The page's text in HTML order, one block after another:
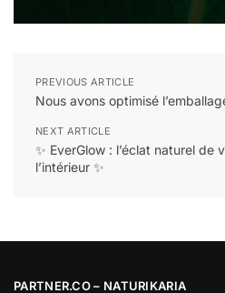
PREVIOUS ARTICLE
Nous avons optimisé
NEXT ARTICLE
✨ EverGlow : l’éclat naturel
l’intérieur ✨
PARTNER.CO – NATURIKARIA